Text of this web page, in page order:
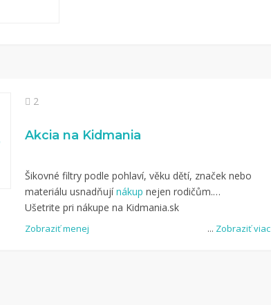
2
Akcia na Kidmania
... Zobraziť viac
Šikovné filtry podle pohlaví, věku dětí, značek nebo
materiálu usnadňujínákup nejen rodičům.
Ušetrite pri nákupe na Kidmania.sk
Zobraziť menej